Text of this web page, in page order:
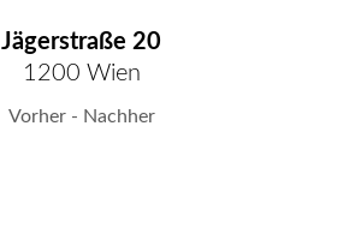
Jägerstraße 20
1200 Wien
Vorher - Nachher